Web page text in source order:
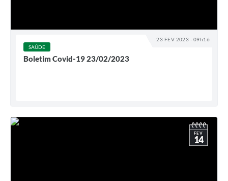
23 FEV 2023 - 09h16
SAÚDE
Boletim Covid-19 23/02/2023
FEV
14